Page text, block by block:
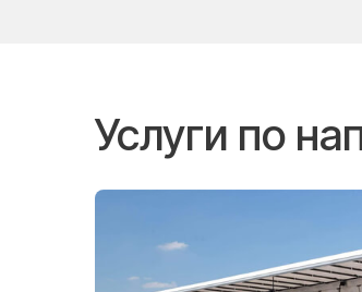
Услуги по